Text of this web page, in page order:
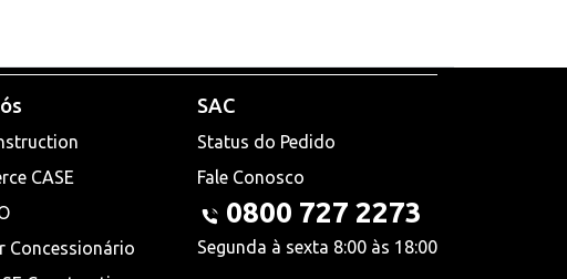
CASE
Concessionário
SAC
Status do Pedido
Fale Conosco
0800 727 2273
Segunda à sexta 8:00 às 18:00